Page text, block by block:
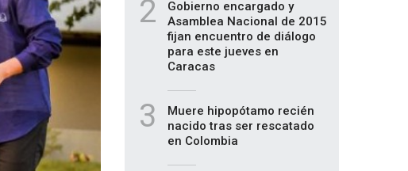
2
Gobierno encargado y
Asamblea Nacional de 2015
fijan encuentro de diálogo
para este jueves en
Caracas
3
Muere hipopótamo recién
nacido tras ser rescatado
en Colombia